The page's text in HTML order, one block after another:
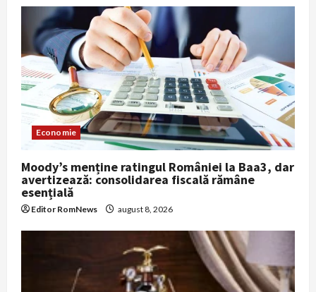
Economie
Moody’s menține ratingul României la Baa3, dar
avertizează: consolidarea fiscală rămâne
esențială
Editor RomNews august 8, 2026